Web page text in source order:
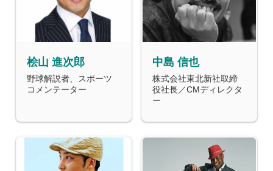
桧山 進次郎
野球解説者、スポーツ
コメンテーター
中島 信也
株式会社東北新社取締
役社長／CMディレクタ
ー